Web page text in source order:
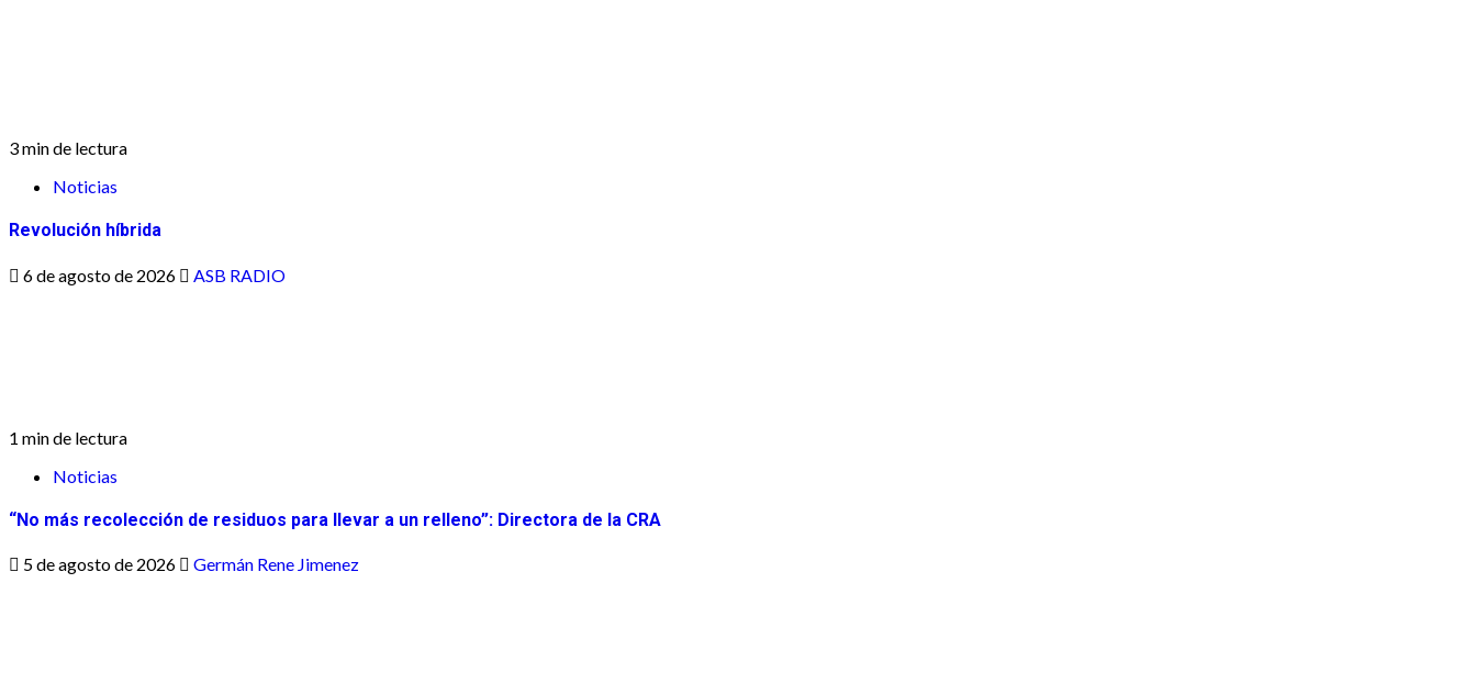
3 min de lectura
Noticias
Revolución híbrida
6 de agosto de 2026 ASB RADIO
1 min de lectura
Noticias
“No más recolección de residuos para llevar a un relleno”: Directora de la CRA
5 de agosto de 2026 Germán Rene Jimenez